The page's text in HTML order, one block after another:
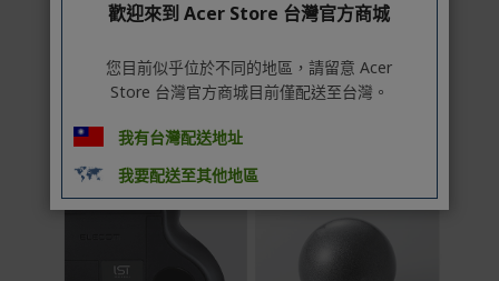
歡迎來到 Acer Store 台灣官方商城
您目前似乎位於不同的地區，請留意 Acer
Store 台灣官方商城目前僅配送至台灣。
我有台灣配送地址
我要配送至其他地區